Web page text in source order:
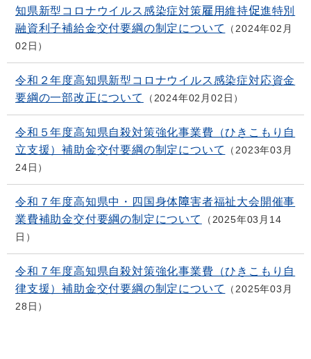
知県新型コロナウイルス感染症対策雇用維持促進特別
融資利子補給金交付要綱の制定について
2024年02月
02日
令和２年度高知県新型コロナウイルス感染症対応資金
要綱の一部改正について
2024年02月02日
令和５年度高知県自殺対策強化事業費（ひきこもり自
立支援）補助金交付要綱の制定について
2023年03月
24日
令和７年度高知県中・四国身体障害者福祉大会開催事
業費補助金交付要綱の制定について
2025年03月14
日
令和７年度高知県自殺対策強化事業費（ひきこもり自
律支援）補助金交付要綱の制定について
2025年03月
28日